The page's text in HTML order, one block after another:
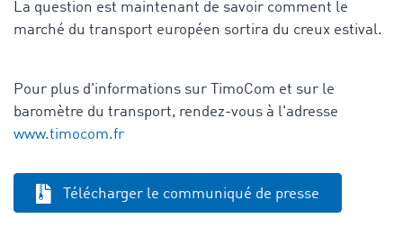
La question est maintenant de savoir comment le
marché du transport européen sortira du creux estival.
Pour plus d'informations sur TimoCom et sur le
baromètre du transport, rendez-vous à l'adresse
www.timocom.fr
Télécharger le communiqué de presse